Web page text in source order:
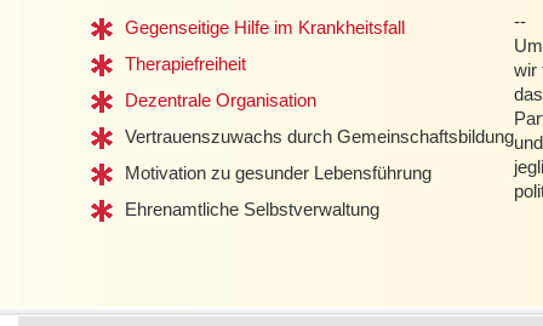
Gegenseitige Hilfe im Krankheitsfall
Therapiefreiheit
Dezentrale Organisation
Vertrauenszuwachs durch Gemeinschaftsbildung
Motivation zu gesunder Lebensführung
Ehrenamtliche Selbstverwaltung
--
wir